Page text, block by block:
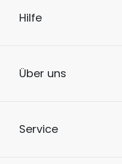
Hilfe
Über uns
Service